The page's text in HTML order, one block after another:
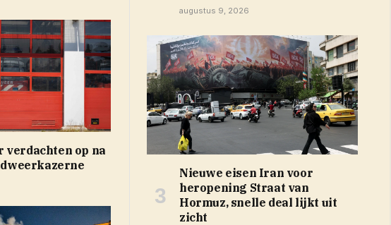
op na
augustus 9, 2026
Nieuwe eisen Iran voor
heropening Straat van
Hormuz, snelle deal lijkt uit
zicht